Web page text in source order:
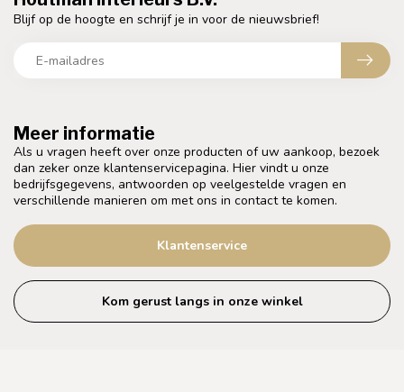
Meer informatie
Als u vragen heeft over onze producten of uw aankoop, bezoek
dan zeker onze klantenservicepagina. Hier vindt u onze
bedrijfsgegevens, antwoorden op veelgestelde vragen en
verschillende manieren om met ons in contact te komen.
Klantenservice
Kom gerust langs in onze winkel
Blijf op de hoogte en schrijf je in voor de nieuwsbrief!